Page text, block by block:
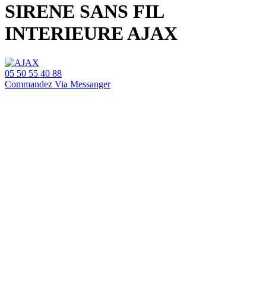
SIRENE SANS FIL
INTERIEURE AJAX
05 50 55 40 88
Commandez Via Messanger